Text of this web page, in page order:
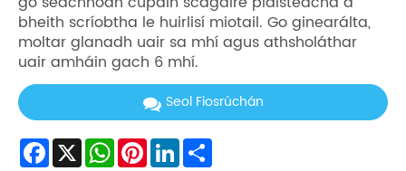
bheith scríobtha le huirlisí miotail. Go ginearálta,
moltar glanadh uair sa mhí agus athsholáthar
uair amháin gach 6 mhí.
Seol Fiosrúchán
Facebook
X WhatsApp
Pinterest
LinkedIn